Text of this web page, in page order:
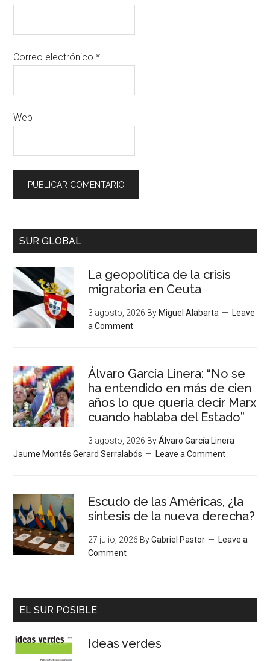
Correo electrónico*
Web
SUR GLOBAL
La geopolítica de la crisis
migratoria en Ceuta
3 agosto, 2026 By Miguel Alabarta
Leave
a Comment
Álvaro García Linera: “No se
ha entendido en más de cien
años lo que quería decir Marx
cuando hablaba del Estado”
3 agosto, 2026 ByÁlvaro García Linera
Jaume Montés Gerard Serralabós
Leave a Comment
Escudo de las Américas, ¿la
síntesis de la nueva derecha?
27 julio, 2026 ByGabriel Pastor
Leave a
Comment
EL SUR POSIBLE
Ideas verdes